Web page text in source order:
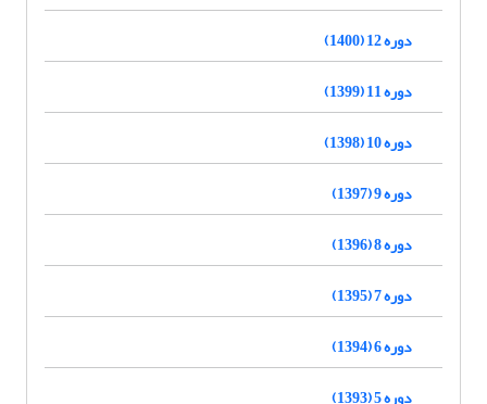
دوره 12 (1400)
دوره 11 (1399)
دوره 10 (1398)
دوره 9 (1397)
دوره 8 (1396)
دوره 7 (1395)
دوره 6 (1394)
دوره 5 (1393)